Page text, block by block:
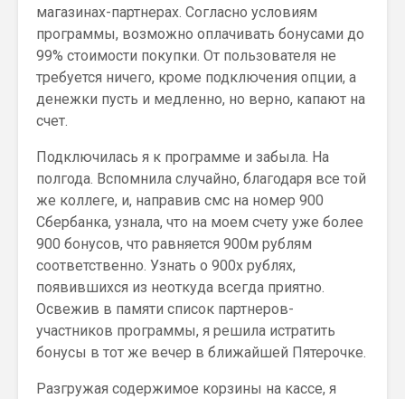
магазинах-партнерах. Согласно условиям
программы, возможно оплачивать бонусами до
99% стоимости покупки. От пользователя не
требуется ничего, кроме подключения опции, а
денежки пусть и медленно, но верно, капают на
счет.
Подключилась я к программе и забыла. На
полгода. Вспомнила случайно, благодаря все той
же коллеге, и, направив смс на номер 900
Сбербанка, узнала, что на моем счету уже более
900 бонусов, что равняется 900м рублям
соответственно. Узнать о 900х рублях,
появившихся из неоткуда всегда приятно.
Освежив в памяти список партнеров-
участников программы, я решила истратить
бонусы в тот же вечер в ближайшей Пятерочке.
Разгружая содержимое корзины на кассе, я